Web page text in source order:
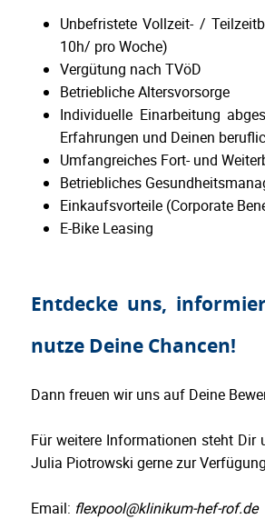
Unbefristete Vollzeit- /
10h/ pro Woche)
Vergütung nach TVöD
Betriebliche Altersvorsorge
Individuelle Einarbeitung
Erfahrungen und Deinen
Umfangreiches Fort- und
Betriebliches
Einkaufsvorteile (Corporate
E-Bike Leasing
Entdecke uns,
nutze Deine Chancen!
Dann freuen wir uns auf Deine
Für weitere Informationen steht Dir
Julia Piotrowski gerne zur
Email: flexpool@klinikum-hef-rof.de